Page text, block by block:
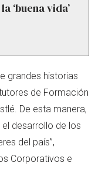
‘buena vida’
grandes historias
de Formación
De esta manera,
desarrollo de los
del país”,
Corporativos e